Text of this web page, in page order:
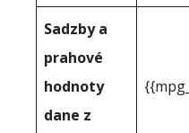
Sadzby a
prahové
hodnoty
dane z